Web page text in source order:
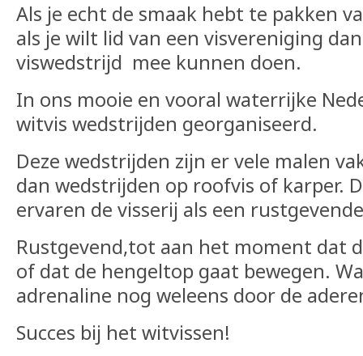
Als je echt de smaak hebt te pakken
als je wilt lid van een visvereniging
viswedstrijd mee kunnen doen.
In ons mooie en vooral waterrijke
witvis wedstrijden georganiseerd.
Deze wedstrijden zijn er vele malen
dan wedstrijden op roofvis of karper.
ervaren de visserij als een
Rustgevend,tot aan het moment dat
of dat de hengeltop gaat bewegen.
adrenaline nog weleens door de
Succes bij het witvissen!